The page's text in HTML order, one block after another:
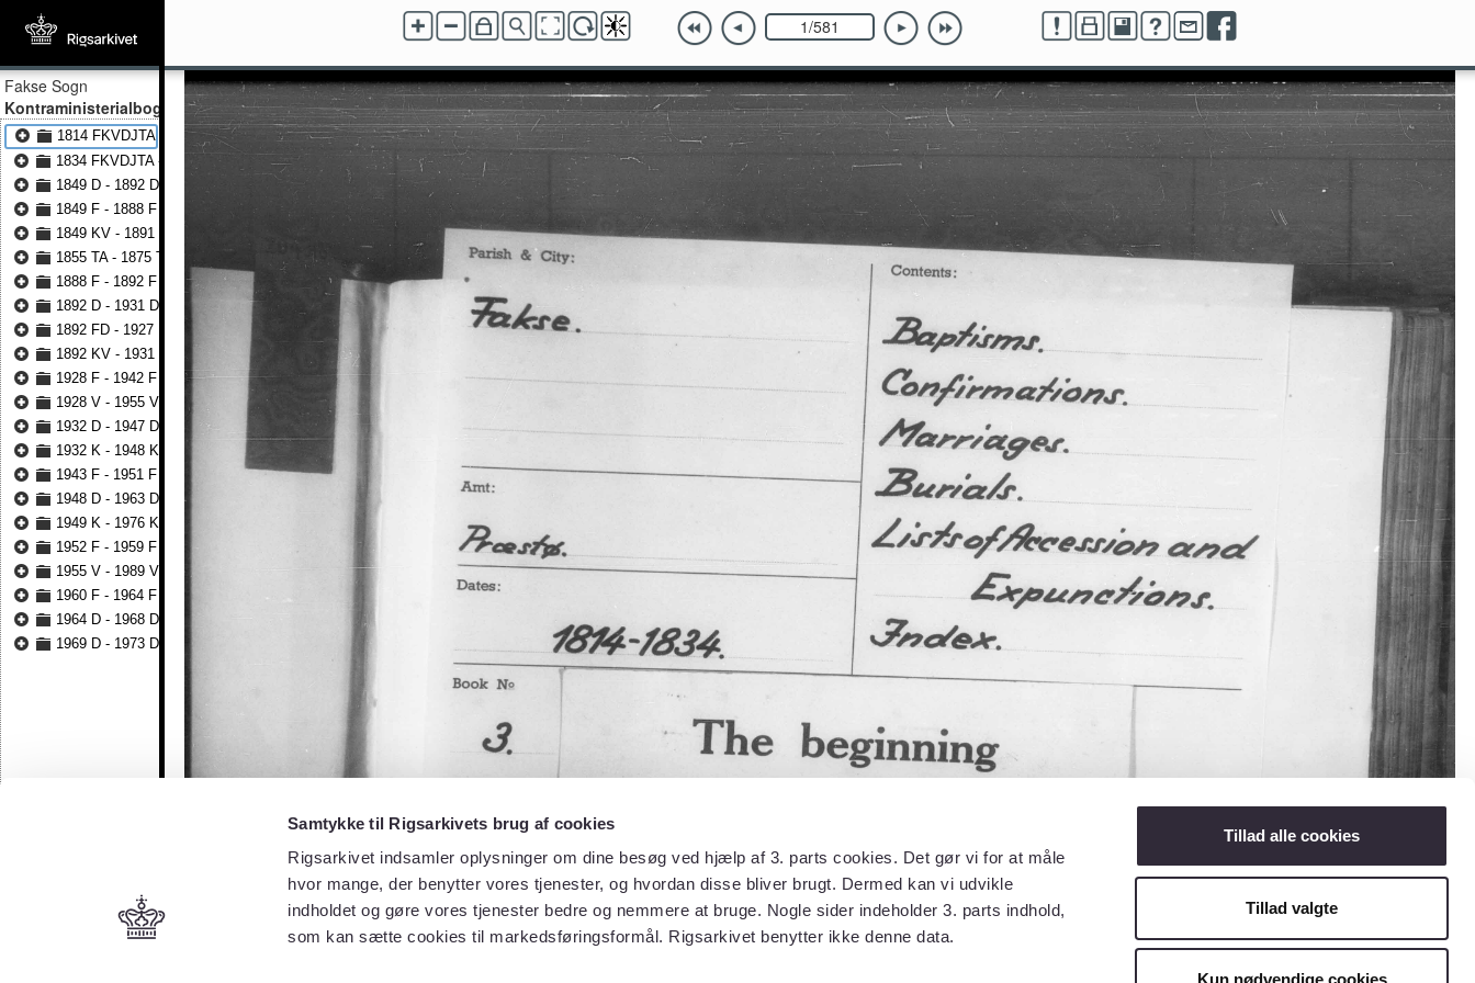
Samtykke til Rigsarkivets brug af cookies
Rigsarkivet indsamler oplysninger om dine besøg ved hjælp af 3. parts cookies. Det gør vi for at måle
hvor mange, der benytter vores tjenester, og hvordan disse bliver brugt. Dermed kan vi udvikle
indholdet og gøre vores tjenester bedre og nemmere at bruge. Nogle sider indeholder 3. parts indhold,
som kan sætte cookies til markedsføringsformål. Rigsarkivet benytter ikke denne data.
Tillad alle cookies
Tillad valgte
Kun nødvendige cookies
Fakse Sogn
Kontraministerialbog
1814 FKVDJTA - 1833 FKVDJTA
1834 FKVDJTA - 1849 FKVDJTA
1849 D - 1892 D
1849 F - 1888 F
1849 KV - 1891 KV
1855 TA - 1875 TA
1888 F - 1892 F
1892 D - 1931 D
1892 FD - 1927 FD
1892 KV - 1931 KV
1928 F - 1942 F
1928 V - 1955 V
1932 D - 1947 D
1932 K - 1948 K
1943 F - 1951 F
1948 D - 1963 D
1949 K - 1976 K
1952 F - 1959 F
1955 V - 1989 V
1960 F - 1964 F
1964 D - 1968 D
1969 D - 1973 D